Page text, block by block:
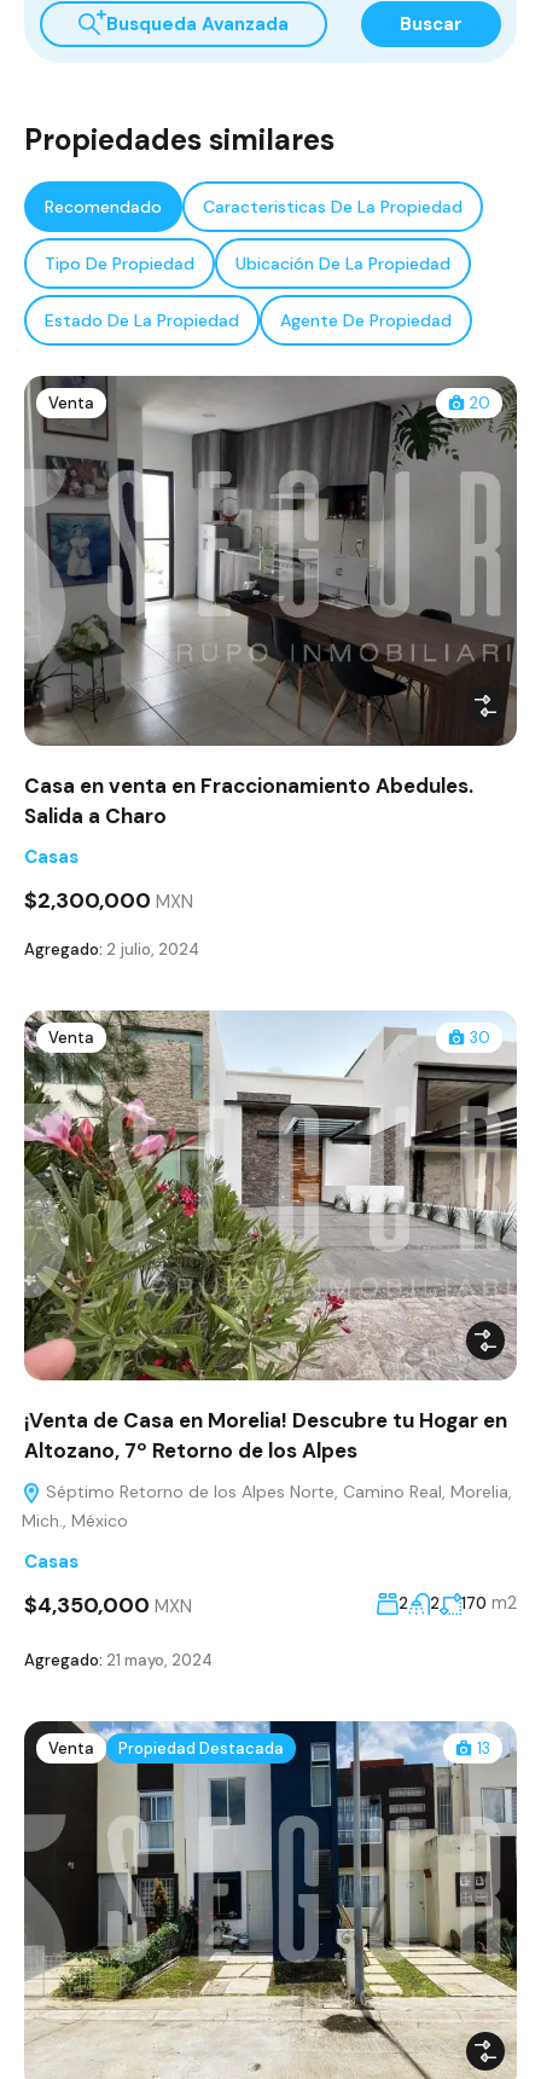
Busqueda Avanzada Buscar
Propiedades similares
Recomendado Caracteristicas De La Propiedad
Tipo De Propiedad Ubicación De La Propiedad
Estado De La Propiedad Agente De Propiedad
Venta 20
Casa en venta en Fraccionamiento Abedules.
Salida a Charo
Casas
$2,300,000 MXN
Agregado: 2 julio, 2024
Venta 30
¡Venta de Casa en Morelia! Descubre tu Hogar en
Altozano, 7º Retorno de los Alpes
Séptimo Retorno de los Alpes Norte, Camino Real, Morelia,
Mich., México
Casas
$4,350,000 MXN 2 2 170 m2
Agregado: 21 mayo, 2024
Venta Propiedad Destacada 13